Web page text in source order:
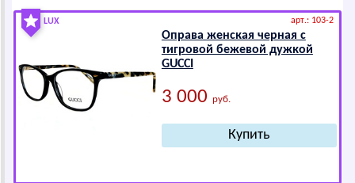
LUX арт.: 103-2
Оправа женская черная с
тигровой бежевой дужкой
GUССI
3 000 руб.